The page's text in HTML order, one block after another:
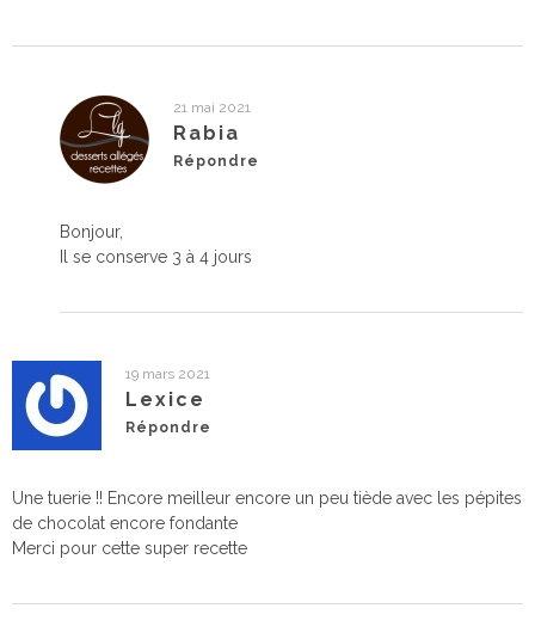
21 mai 2021
Rabia
Répondre
Bonjour,
Il se conserve 3 à 4 jours
19 mars 2021
Lexice
Répondre
Une tuerie !! Encore meilleur encore un peu tiède avec les pépites
de chocolat encore fondante
Merci pour cette super recette